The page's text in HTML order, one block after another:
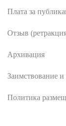
Плата за
Отзыв
Архивация
Заимствование и
Политика